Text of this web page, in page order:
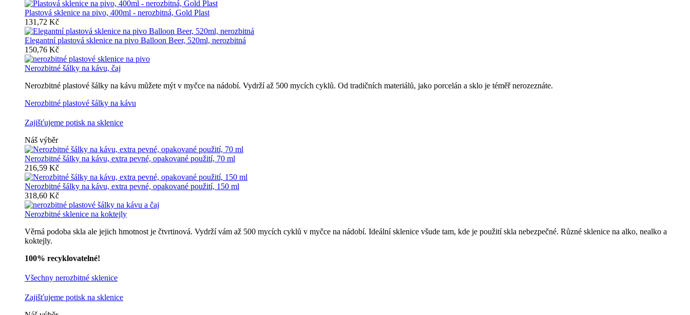
Plastová sklenice na pivo, 400ml - nerozbitná, Gold Plast
131,72 Kč
Elegantní plastová sklenice na pivo Balloon Beer, 520ml, nerozbitná
150,76 Kč
Nerozbitné šálky na kávu, čaj
Nerozbitné plastové šálky na kávu můžete mýt v myčce na nádobí. Vydrží až 500 mycích cyklů. Od tradičních materiálů, jako porcelán a sklo je téměř nerozeznáte.
Nerozbitné plastové šálky na kávu
Zajišťujeme potisk na sklenice
Náš výběr
Nerozbitné šálky na kávu, extra pevné, opakované použití, 70 ml
216,59 Kč
Nerozbitné šálky na kávu, extra pevné, opakované použití, 150 ml
318,60 Kč
Nerozbitné sklenice na koktejly
Věrná podoba skla ale jejich hmotnost je čtvrtinová. Vydrží vám až 500 mycích cyklů v myčce na nádobí. Ideální sklenice všude tam, kde je použití skla nebezpečné. Různé sklenice na alko, nealko a
koktejly.
100% recyklovatelné!
Všechny nerozbitné sklenice
Zajišťujeme potisk na sklenice